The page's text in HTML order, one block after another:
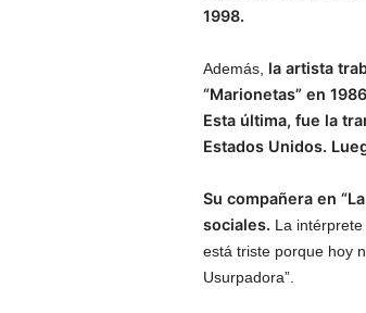
1998.
Además, la artista
“Marionetas” en
Esta última, fue la
Estados Unidos.
Su compañera en
sociales. La
está triste porque hoy
Usurpadora”.